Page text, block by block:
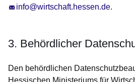
info@wirtschaft.hessen.de.
3. Behördlicher
Den behördlichen